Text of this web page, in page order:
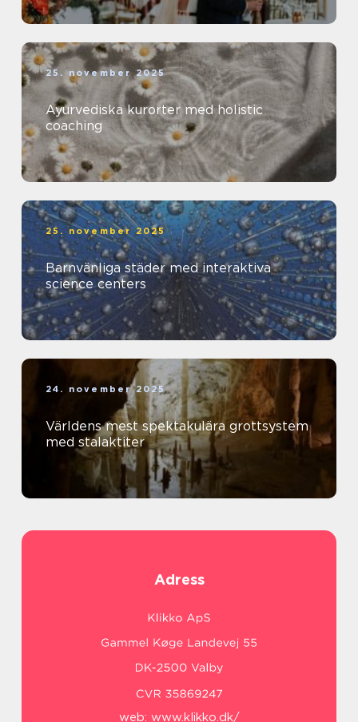
25. november 2025
Ayurvediska kurorter med holistic
coaching
25. november 2025
Barnvänliga städer med interaktiva
science centers
24. november 2025
Världens mest spektakulära grottsystem
med stalaktiter
Adress
web: www.klikko.dk/